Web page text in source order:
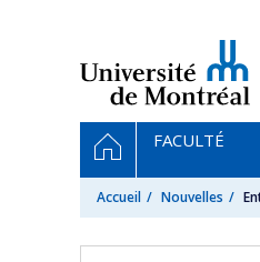
Navigation
principale
ACCUEIL
FACULTÉ
Accueil Nouvelles